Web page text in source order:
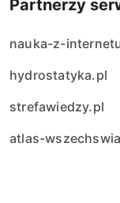
Partnerzy
nauka-z-
hydrostatyka.pl
strefawiedzy.pl
atlas-